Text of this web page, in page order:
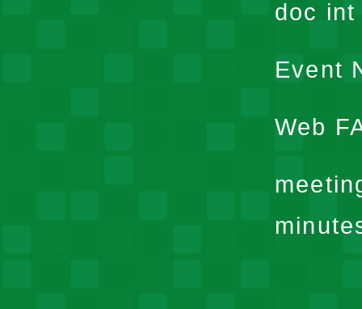
doc
Event
Web